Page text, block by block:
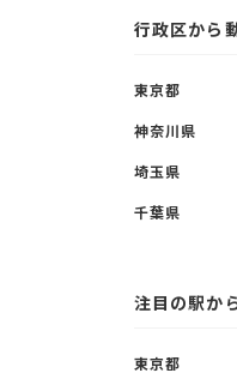
行政区から
東京都
神奈川県
埼玉県
千葉県
注目の駅か
東京都